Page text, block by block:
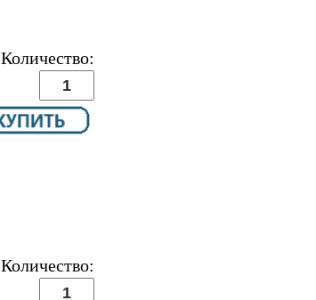
Количество:
Количество: